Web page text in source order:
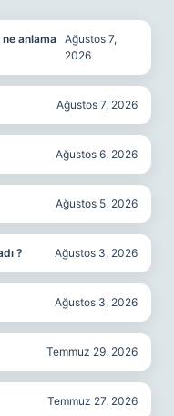
anlama Ağustos 7,
2026
Ağustos 7, 2026
Ağustos 6, 2026
Ağustos 5, 2026
? Ağustos 3, 2026
Ağustos 3, 2026
Temmuz 29, 2026
Temmuz 27, 2026